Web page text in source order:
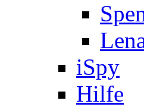
iSpy
Hilfe